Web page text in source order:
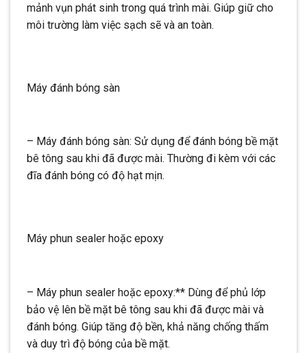
mảnh vụn phát sinh trong quá trình mài. Giúp giữ cho
môi trường làm việc sạch sẽ và an toàn.
Máy đánh bóng sàn
– Máy đánh bóng sàn: Sử dụng để đánh bóng bề mặt
bê tông sau khi đã được mài. Thường đi kèm với các
đĩa đánh bóng có độ hạt mịn.
Máy phun sealer hoặc epoxy
– Máy phun sealer hoặc epoxy:** Dùng để phủ lớp
bảo vệ lên bề mặt bê tông sau khi đã được mài và
đánh bóng. Giúp tăng độ bền, khả năng chống thấm
và duy trì độ bóng của bề mặt.